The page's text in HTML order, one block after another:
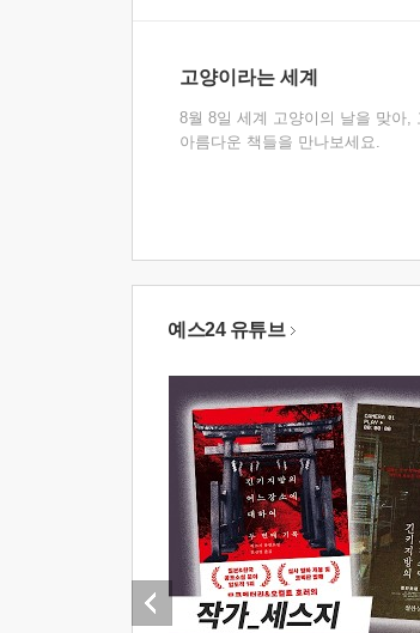
고양이라는 세계
8월 8일 세계 고양이의 날을 맞아,
아름다운 책들을 만나보세요.
예스24 유튜브